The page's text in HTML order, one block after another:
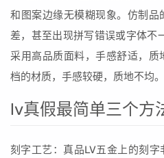
和图案边缘无模糊现象。仿制
差，甚至出现拼写错误或字体不
采用高品质面料，手感舒适，
档的材质，手感较硬，质地不均。
lv真假最简单三个方
刻字工艺：真品LV五金上的刻